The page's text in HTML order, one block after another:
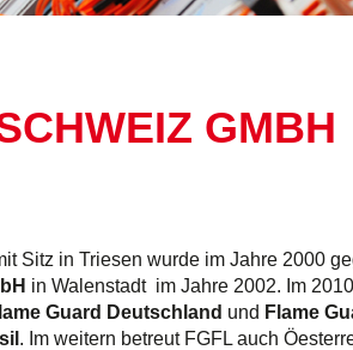
CABINETS,
DSPA 11-4
GMBH
Sitz in Triesen wurde im Jahre 2000
in Walenstadt im Jahre 2002. Im
Guard Deutschland und Flame
. Im weitern betreut FGFL auch